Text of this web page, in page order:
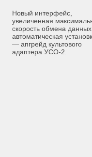
Новый интерфейс,
увеличенная
скорость обмена данных,
автоматическая
— апгрейд культового
адаптера УСО-2.